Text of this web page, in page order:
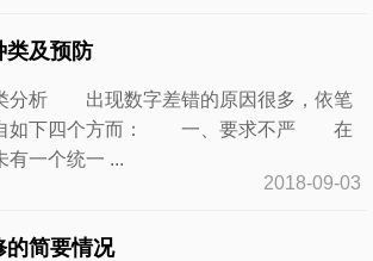
类及预防
析 出现数字差错的原因很多，依笔
自如下四个方而： 一、要求不严 在
有一个统一 ...
2018-09-03
的简要情况